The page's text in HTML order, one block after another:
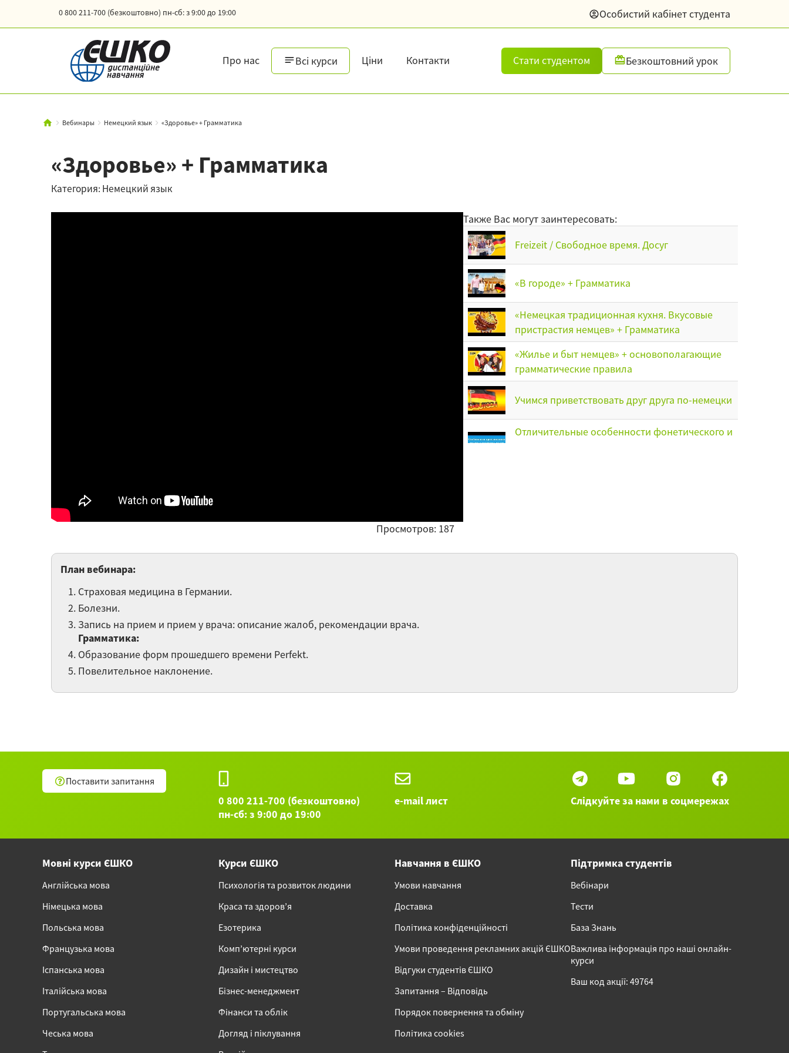
0 800 211-700 (безкоштовно) пн-сб: з 9:00 до 19:00 Особистий кабінет студента
Про нас Всі курси Ціни Контакти Стати студентом Безкоштовний урок
Вебинары Немецкий язык «Здоровье» + Грамматика
«Здоровье» + Грамматика
Категория: Немецкий язык
Просмотров: 187
Также Вас могут заинтересовать:
Freizeit / Свободное время. Досуг
«В городе» + Грамматика
«Немецкая традиционная кухня. Вкусовые
пристрастия немцев» + Грамматика
«Жилье и быт немцев» + основополагающие
грамматические правила
Учимся приветствовать друг друга по-немецки
Отличительные особенности фонетического и
Прогуливаясь по городу. Самые красивые
выражения» (Lebendiges Deutsch: beliebte
План вебинара:
Страховая медицина в Германии.
Болезни.
Запись на прием и прием у врача: описание жалоб, рекомендации врача.
Грамматика:
Образование форм прошедшего времени Perfekt.
Повелительное наклонение.
Поставити запитання
0 800 211-700 (безкоштовно)
пн-сб: з 9:00 до 19:00
e-mail лист Слідкуйте за нами в соцмережах
Мовні курси ЄШКО
Англійська мова
Німецька мова
Польська мова
Французька мова
Іспанська мова
Італійська мова
Португальська мова
Чеська мова
Курси ЄШКО
Психологія та розвиток людини
Краса та здоров’я
Езотерика
Комп’ютерні курси
Дизайн і мистецтво
Бізнес-менеджмент
Фінанси та облік
Догляд і піклування
Навчання в ЄШКО
Умови навчання
Доставка
Політика конфіденційності
Умови проведення рекламних акцій ЄШКО
Відгуки студентів ЄШКО
Запитання – Відповідь
Порядок повернення та обміну
Політика cookies
Підтримка студентів
Вебінари
Тести
База Знань
Важлива інформація про наші онлайн-
курси
Ваш код акції: 49764